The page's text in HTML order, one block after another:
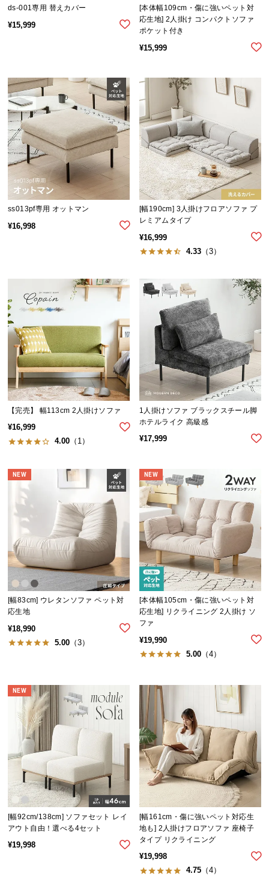
に
つ
保
証
に
つ
い
て
員
規
に
お
客
ー
ト
お
ら
せ
グ
企
業
報
o.,
ds-001専用 替えカバー
¥15,999
[本体幅109cm・傷に強いペット対
応生地] 2人掛け コンパクトソファ
ポケット付き
¥15,999
ss013pf専用 オットマン
¥16,998
[幅190cm] 3人掛けフロアソファ プ
レミアムタイプ
¥16,999
4.33 （3）
【完売】 幅113cm 2人掛けソファ
¥16,999
4.00 （1）
1人掛けソファ ブラックスチール脚
ホテルライク 高級感
¥17,999
[幅83cm] ウレタンソファ ペット対
応生地
¥18,990
5.00 （3）
NEW
[本体幅105cm・傷に強いペット対
応生地] リクライニング 2人掛け ソ
ファ
¥19,990
5.00 （4）
NEW
[幅92cm/138cm] ソファセット レイ
アウト自由！選べる4セット
¥19,998
NEW
[幅161cm・傷に強いペット対応生
地も] 2人掛けフロアソファ 座椅子
タイプ リクライニング
¥19,998
4.75 （4）